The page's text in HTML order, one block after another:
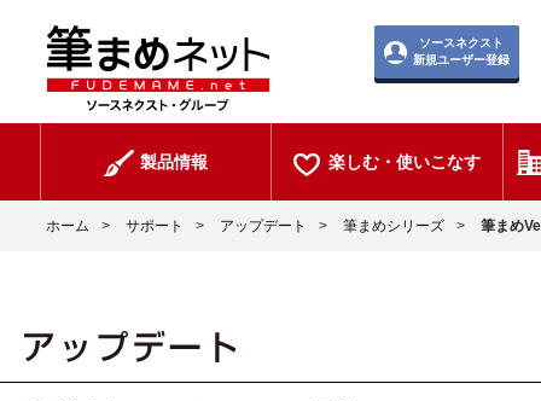
ソースネクスト
新規ユーザー登録
製品情報 楽しむ・使いこなす
ホーム > サポート > アップデート > 筆まめシリーズ > 筆まめ